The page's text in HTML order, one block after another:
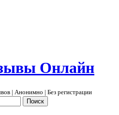
Онлайн
| Анонимно | Без регистрации